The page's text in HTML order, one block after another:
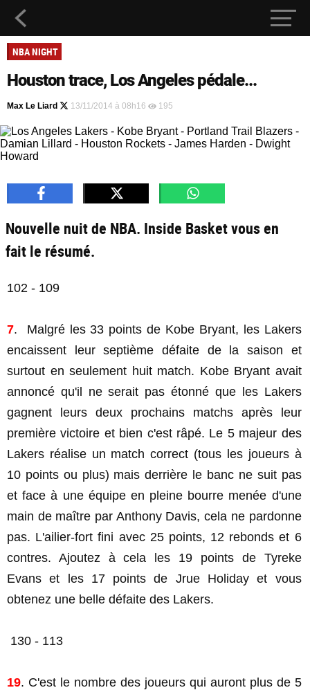
NBA NIGHT
Houston trace, Los Angeles pédale...
Max Le Liard 13/11/2014 à 08h16 195
Nouvelle nuit de NBA. Inside Basket vous en
fait le résumé.
102 - 109
7. Malgré les 33 points de Kobe Bryant, les Lakers
encaissent leur septième défaite de la saison et
surtout en seulement huit match. Kobe Bryant avait
annoncé qu'il ne serait pas étonné que les Lakers
gagnent leurs deux prochains matchs après leur
première victoire et bien c'est râpé. Le 5 majeur des
Lakers réalise un match correct (tous les joueurs à
10 points ou plus) mais derrière le banc ne suit pas
et face à une équipe en pleine bourre menée d'une
main de maître par Anthony Davis, cela ne pardonne
pas. L'ailier-fort fini avec 25 points, 12 rebonds et 6
contres. Ajoutez à cela les 19 points de Tyreke
Evans et les 17 points de Jrue Holiday et vous
obtenez une belle défaite des Lakers.
130 - 113
19. C'est le nombre des joueurs qui auront plus de 5